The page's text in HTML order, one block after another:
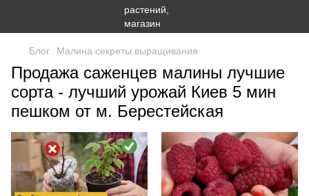
Блог Малина секреты выращивания
Продажа саженцев малины лучшие
сорта - лучший урожай Киев 5 мин
пешком от м. Берестейская